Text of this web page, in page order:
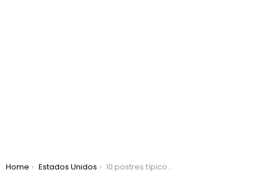
You are here:
Home Estados Unidos 10 postres típicos de Estados Unidos que debes probar